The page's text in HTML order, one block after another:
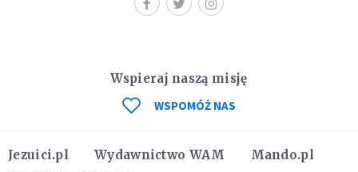
Jezuici.pl Wydawnictwo WAM
Mando.pl
Wspieraj naszą misję
WSPOMÓŻ NAS